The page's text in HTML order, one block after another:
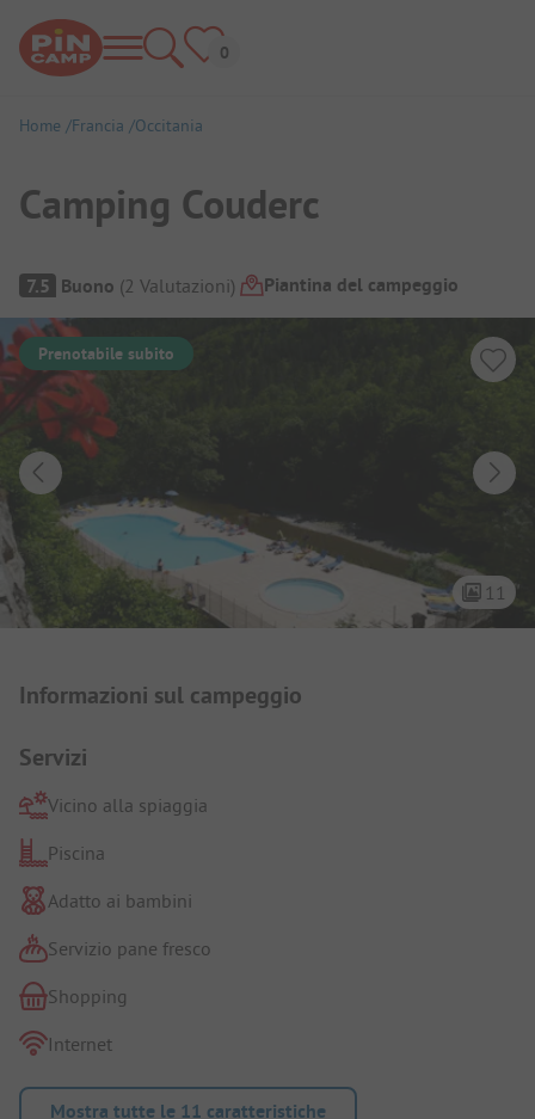
Home Francia Occitania
Camping Couderc
Panoramica del campeggio
7.5 Buono (2 Valutazioni) Piantina del campeggio
Prenotabile subito
11
Informazioni sul campeggio
Servizi
Vicino alla spiaggia
Piscina
Adatto ai bambini
Servizio pane fresco
Shopping
Internet
Mostra tutte le 11 caratteristiche